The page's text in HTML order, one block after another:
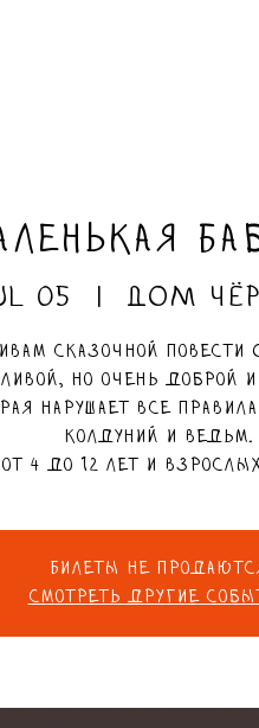
05
  |
ДОМ
сказочной повести
но очень доброй
нарушает все
колдуний и ведьм.
4 до 12 лет и
Билеты не
Смотреть другие